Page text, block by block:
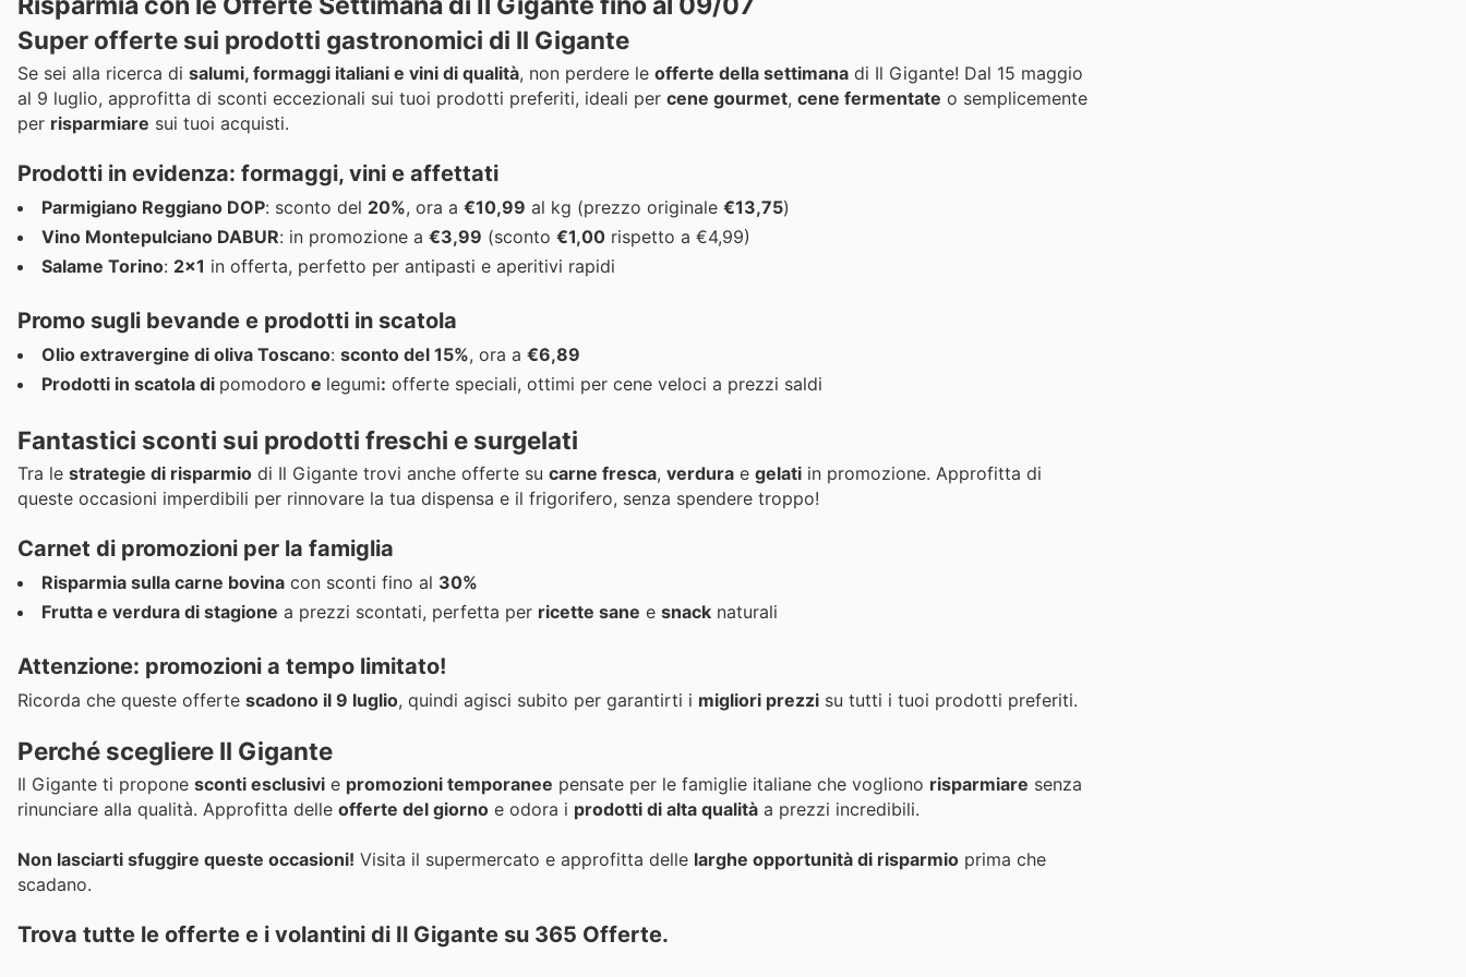
Super offerte sui prodotti gastronomici di Il Gigante
Se sei alla ricerca di salumi, formaggi italiani e vini di qualità, non perdere le offerte della settimana di Il Gigante! Dal 15 maggio
al 9 luglio, approfitta di sconti eccezionali sui tuoi prodotti preferiti, ideali per cene gourmet, cene fermentate o semplicemente
per risparmiare sui tuoi acquisti.
Prodotti in evidenza: formaggi, vini e affettati
Parmigiano Reggiano DOP: sconto del 20%, ora a €10,99 al kg (prezzo originale €13,75)
Vino Montepulciano DABUR: in promozione a €3,99 (sconto €1,00 rispetto a €4,99)
Salame Torino: 2x1 in offerta, perfetto per antipasti e aperitivi rapidi
Promo sugli bevande e prodotti in scatola
Olio extravergine di oliva Toscano: sconto del 15%, ora a €6,89
Prodotti in scatola di pomodoro e legumi: offerte speciali, ottimi per cene veloci a prezzi saldi
Fantastici sconti sui prodotti freschi e surgelati
Tra le strategie di risparmio di Il Gigante trovi anche offerte su carne fresca, verdura e gelati in promozione. Approfitta di
queste occasioni imperdibili per rinnovare la tua dispensa e il frigorifero, senza spendere troppo!
Carnet di promozioni per la famiglia
Risparmia sulla carne bovina con sconti fino al 30%
Frutta e verdura di stagione a prezzi scontati, perfetta per ricette sane e snack naturali
Attenzione: promozioni a tempo limitato!
Ricorda che queste offerte scadono il 9 luglio, quindi agisci subito per garantirti i migliori prezzi su tutti i tuoi prodotti preferiti.
Perché scegliere Il Gigante
Il Gigante ti propone sconti esclusivi e promozioni temporanee pensate per le famiglie italiane che vogliono risparmiare senza
rinunciare alla qualità. Approfitta delle offerte del giorno e odora i prodotti di alta qualità a prezzi incredibili.
Non lasciarti sfuggire queste occasioni! Visita il supermercato e approfitta delle larghe opportunità di risparmio prima che
scadano.
Trova tutte le offerte e i volantini di Il Gigante su 365 Offerte.